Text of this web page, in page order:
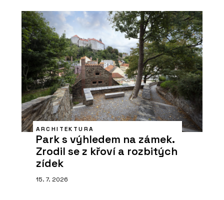
ARCHITEKTURA
Park s výhledem na zámek.
Zrodil se z křoví a rozbitých
zídek
15. 7. 2026